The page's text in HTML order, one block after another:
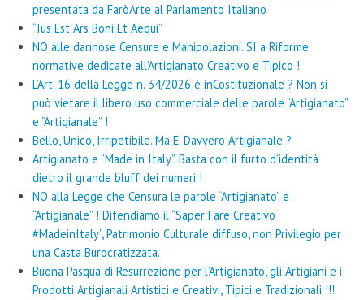
presentata da FaròArte al Parlamento Italiano
“Ius Est Ars Boni Et Aequi”
NO alle dannose Censure e Manipolazioni. SI a Riforme
normative dedicate all’Artigianato Creativo e Tipico !
L’Art. 16 della Legge n. 34/2026 è inCostituzionale ? Non si
può vietare il libero uso commerciale delle parole “Artigianato”
e “Artigianale” !
Bello, Unico, Irripetibile. Ma E’ Davvero Artigianale ?
Artigianato e “Made in Italy”. Basta con il furto d’identità
dietro il grande bluff dei numeri !
NO alla Legge che Censura le parole “Artigianato” e
“Artigianale” ! Difendiamo il “Saper Fare Creativo
#MadeinItaly”, Patrimonio Culturale diffuso, non Privilegio per
una Casta Burocratizzata.
Buona Pasqua di Resurrezione per l’Artigianato, gli Artigiani e i
Prodotti Artigianali Artistici e Creativi, Tipici e Tradizionali !!!